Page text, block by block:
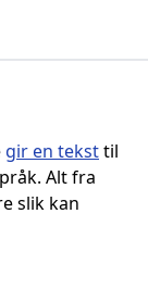
gir en teksttil
Alt fra
slik kan